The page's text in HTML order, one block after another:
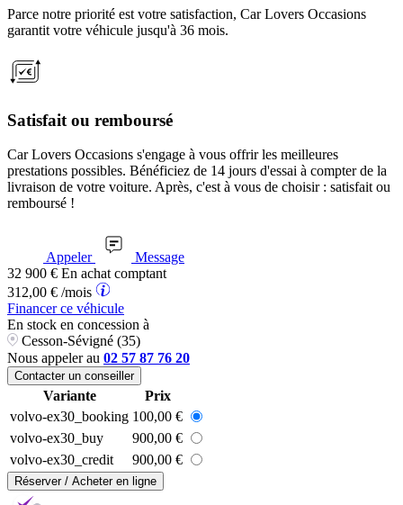
Parce notre priorité est votre satisfaction, Car Lovers Occasions
garantit votre véhicule jusqu'à 36 mois.
Satisfait ou remboursé
Car Lovers Occasions s'engage à vous offrir les meilleures
prestations possibles. Bénéficiez de 14 jours d'essai à compter de la
livraison de votre voiture. Après, c'est à vous de choisir : satisfait ou
remboursé !
Appeler
Message
32 900 € En achat comptant
312,00 € /mois
Financer ce véhicule
En stock en concession à
Cesson-Sévigné (35)
Nous appeler au 02 57 87 76 20
Contacter un conseiller
Variante
Prix
volvo-ex30_booking 100,00 €
volvo-ex30_buy
900,00 €
volvo-ex30_credit
900,00 €
Réserver / Acheter en ligne